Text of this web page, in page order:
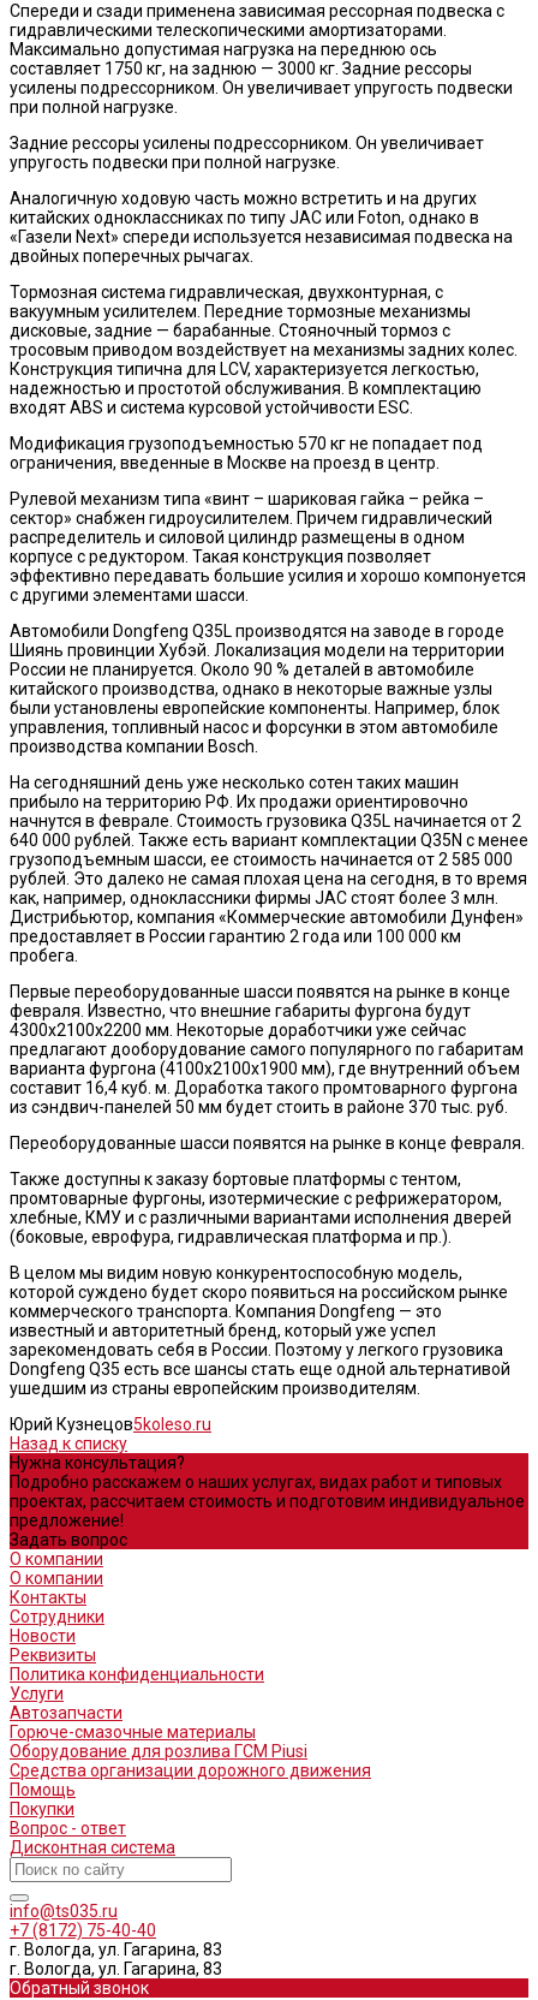
Спереди и сзади применена зависимая рессорная подвеска с
гидравлическими телескопическими амортизаторами.
Максимально допустимая нагрузка на переднюю ось
составляет 1750 кг, на заднюю — 3000 кг. Задние рессоры
усилены подрессорником. Он увеличивает упругость подвески
при полной нагрузке.
Задние рессоры усилены подрессорником. Он увеличивает
упругость подвески при полной нагрузке.
Аналогичную ходовую часть можно встретить и на других
китайских одноклассниках по типу JAC или Foton, однако в
«Газели Next» спереди используется независимая подвеска на
двойных поперечных рычагах.
Тормозная система гидравлическая, двухконтурная, с
вакуумным усилителем. Передние тормозные механизмы
дисковые, задние — барабанные. Стояночный тормоз с
тросовым приводом воздействует на механизмы задних колес.
Конструкция типична для LCV, характеризуется легкостью,
надежностью и простотой обслуживания. В комплектацию
входят ABS и система курсовой устойчивости ESC.
Модификация грузоподъемностью 570 кг не попадает под
ограничения, введенные в Москве на проезд в центр.
Рулевой механизм типа «винт – шариковая гайка – рейка –
сектор» снабжен гидроусилителем. Причем гидравлический
распределитель и силовой цилиндр размещены в одном
корпусе с редуктором. Такая конструкция позволяет
эффективно передавать большие усилия и хорошо компонуется
с другими элементами шасси.
Автомобили Dongfeng Q35L производятся на заводе в городе
Шиянь провинции Хубэй. Локализация модели на территории
России не планируется. Около 90 % деталей в автомобиле
китайского производства, однако в некоторые важные узлы
были установлены европейские компоненты. Например, блок
управления, топливный насос и форсунки в этом автомобиле
производства компании Bosch.
На сегодняшний день уже несколько сотен таких машин
прибыло на территорию РФ. Их продажи ориентировочно
начнутся в феврале. Стоимость грузовика Q35L начинается от 2
640 000 рублей. Также есть вариант комплектации Q35N с менее
грузоподъемным шасси, ее стоимость начинается от 2 585 000
рублей. Это далеко не самая плохая цена на сегодня, в то время
как, например, одноклассники фирмы JAC стоят более 3 млн.
Дистрибьютор, компания «Коммерческие автомобили Дунфен»
предоставляет в России гарантию 2 года или 100 000 км
пробега.
Первые переоборудованные шасси появятся на рынке в конце
февраля. Известно, что внешние габариты фургона будут
4300х2100х2200 мм. Некоторые доработчики уже сейчас
предлагают дооборудование самого популярного по габаритам
варианта фургона (4100х2100х1900 мм), где внутренний объем
составит 16,4 куб. м. Доработка такого промтоварного фургона
из сэндвич-панелей 50 мм будет стоить в районе 370 тыс. руб.
Переоборудованные шасси появятся на рынке в конце февраля.
Также доступны к заказу бортовые платформы с тентом,
промтоварные фургоны, изотермические с рефрижератором,
хлебные, КМУ и с различными вариантами исполнения дверей
(боковые, еврофура, гидравлическая платформа и пр.).
В целом мы видим новую конкурентоспособную модель,
которой суждено будет скоро появиться на российском рынке
коммерческого транспорта. Компания Dongfeng — это
известный и авторитетный бренд, который уже успел
зарекомендовать себя в России. Поэтому у легкого грузовика
Dongfeng Q35 есть все шансы стать еще одной альтернативой
ушедшим из страны европейским производителям.
Юрий Кузнецов5koleso.ru
Назад к списку
Нужна консультация?
Подробно расскажем о наших услугах, видах работ и типовых
проектах, рассчитаем стоимость и подготовим индивидуальное
предложение!
Задать вопрос
О компании
О компании
Контакты
Сотрудники
Новости
Реквизиты
Политика конфиденциальности
Услуги
Автозапчасти
Горюче-смазочные материалы
Оборудование для розлива ГСМ Piusi
Средства организации дорожного движения
Помощь
Покупки
Вопрос - ответ
Дисконтная система
info@ts035.ru
+7 (8172) 75-40-40
г. Вологда, ул. Гагарина, 83
г. Вологда, ул. Гагарина, 83
Обратный звонок